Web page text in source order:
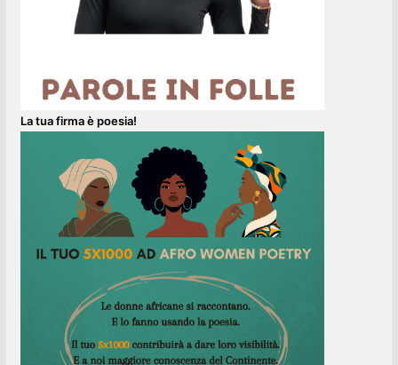
La tua firma è poesia!